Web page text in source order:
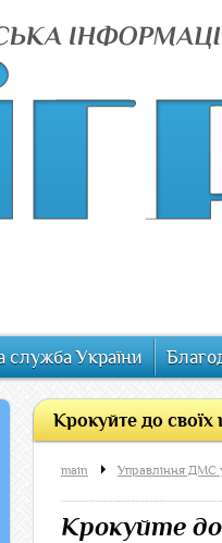
служба України
Крокуйте до своїх
main Управління ДМС у
Крокуйте до